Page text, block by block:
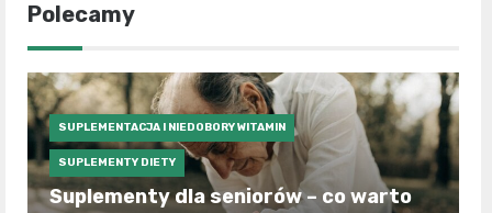
Polecamy
SUPLEMENTACJA I NIEDOBORY WITAMIN
SUPLEMENTY DIETY
Suplementy dla seniorów – co warto